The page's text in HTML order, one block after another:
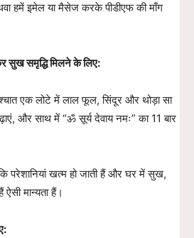
हमें इमेल या मैसेज करके पीडीएफ की माँग
सुख समृद्धि मिलने के लिए:
एक लोटे में लाल फूल, सिंदूर और थोड़ा सा
और साथ में “ॐ सूर्य देवाय नमः” का 11 बार
परेशानियां खत्म हो जाती हैं और घर में सुख,
ऐसी मान्यता हैं।